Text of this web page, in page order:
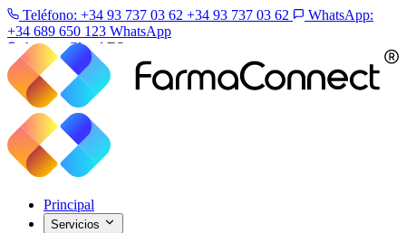
Teléfono: +34 93 737 03 62 +34 93 737 03 62
WhatsApp:
+34 689 650 123 WhatsApp
Acceso Cloud ES
Principal
Servicios